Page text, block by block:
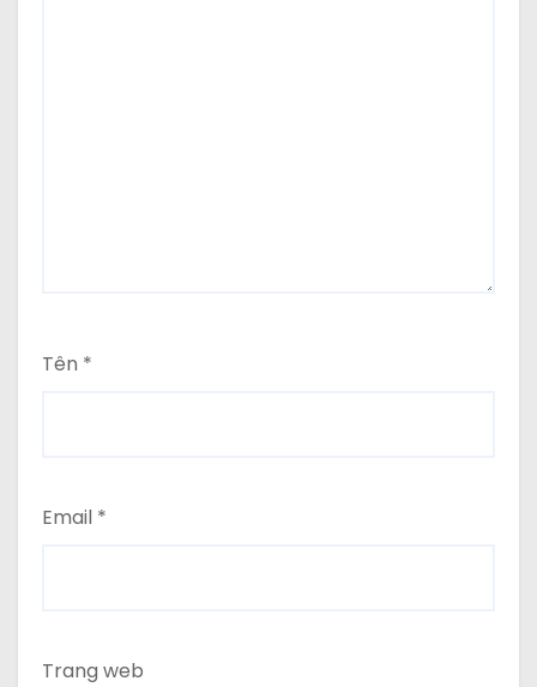
Tên *
Email *
Trang web